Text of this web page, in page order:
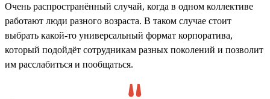
Очень распространённый случай, когда в одном коллективе
работают люди разного возраста. В таком случае стоит
выбрать какой-то универсальный формат корпоратива,
который подойдёт сотрудникам разных поколений и позволит
им расслабиться и пообщаться.